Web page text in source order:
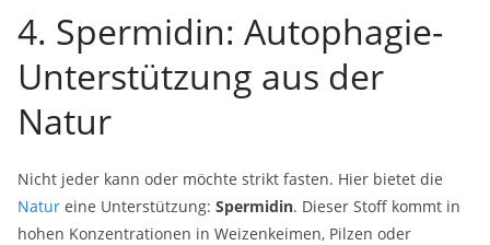
4. Spermidin: Autophagie-
Unterstützung aus der
Natur
Nicht jeder kann oder möchte strikt fasten. Hier bietet die
Natur eine Unterstützung: Spermidin. Dieser Stoff kommt in
hohen Konzentrationen in Weizenkeimen, Pilzen oder